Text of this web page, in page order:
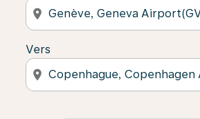
location_on
Vers
location_on